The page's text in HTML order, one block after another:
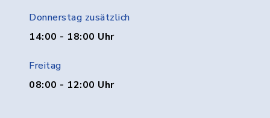
Donnerstag zusätzlich
14:00 - 18:00 Uhr
Freitag
08:00 - 12:00 Uhr